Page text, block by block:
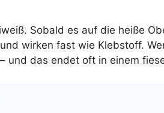
Sobald es auf die heiße
wirken fast wie Klebstoff.
und das endet oft in einem